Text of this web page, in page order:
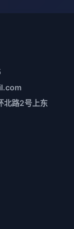
北路2号上东